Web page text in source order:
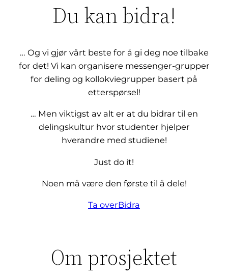
Du kan bidra!
… Og vi gjør vårt beste for å gi deg noe tilbake
for det! Vi kan organisere messenger-grupper
for deling og kollokviegrupper basert på
etterspørsel!
… Men viktigst av alt er at du bidrar til en
delingskultur hvor studenter hjelper
hverandre med studiene!
Just do it!
Noen må være den første til å dele!
Ta overBidra
Om prosjektet